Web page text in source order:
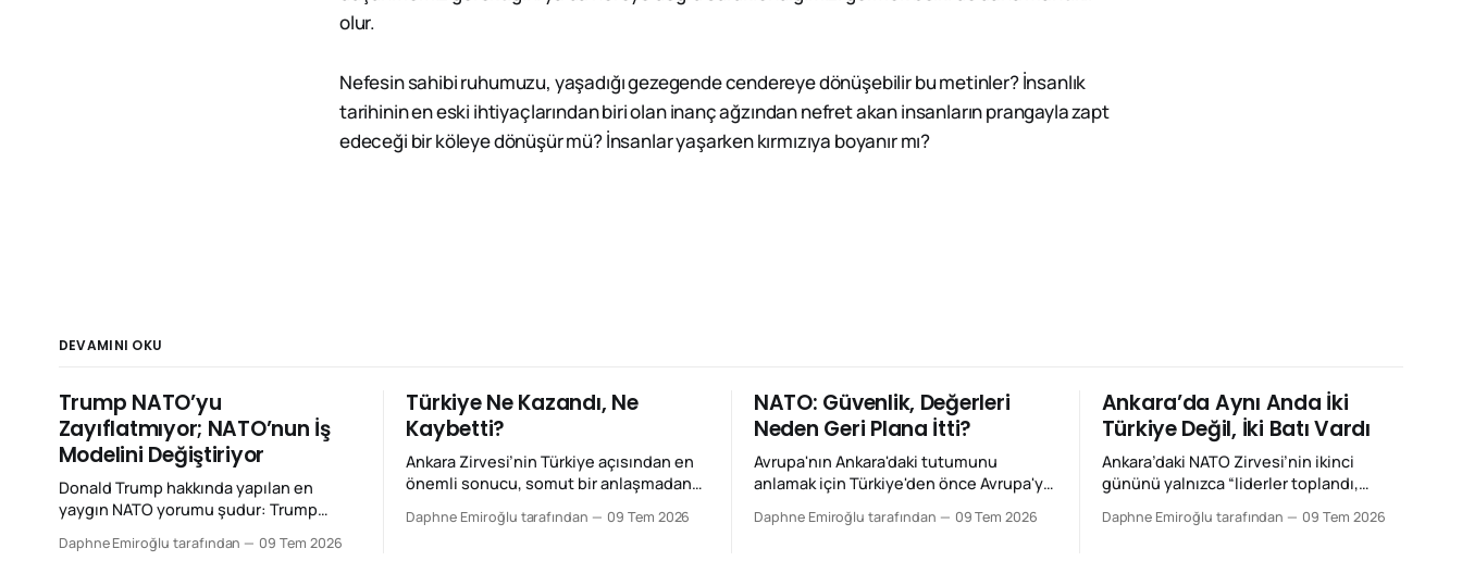
olur.
Nefesin sahibi ruhumuzu, yaşadığı gezegende cendereye dönüşebilir bu metinler? İnsanlık
tarihinin en eski ihtiyaçlarından biri olan inanç ağzından nefret akan insanların prangayla zapt
edeceği bir köleye dönüşür mü? İnsanlar yaşarken kırmızıya boyanır mı?
DEVAMINI OKU
Trump NATO’yu
Zayıflatmıyor; NATO’nun İş
Modelini Değiştiriyor
Donald Trump hakkında yapılan en
yaygın NATO yorumu şudur: Trump
yanlış değil; ancak Ankara Zirvesi'ni
Daphne Emiroğlu tarafından 09 Tem 2026
Türkiye Ne Kazandı, Ne
Kaybetti?
Ankara Zirvesi’nin Türkiye açısından en
önemli sonucu, somut bir anlaşmadan
bu zirvede NATO’dan çıkmayı tartışan,
Daphne Emiroğlu tarafından 09 Tem 2026
NATO: Güvenlik, Değerleri
Neden Geri Plana İtti?
Avrupa'nın Ankara'daki tutumunu
anlamak için Türkiye'den önce Avrupa'ya
ikinci gününde yaşananlar, aslında
Daphne Emiroğlu tarafından 09 Tem 2026
Ankara’da Aynı Anda İki
Türkiye Değil, İki Batı Vardı
Ankara’daki NATO Zirvesi’nin ikinci
gününü yalnızca “liderler toplandı,
tekrarlandı” diye okumak, o gün yaşanan
Daphne Emiroğlu tarafından 09 Tem 2026